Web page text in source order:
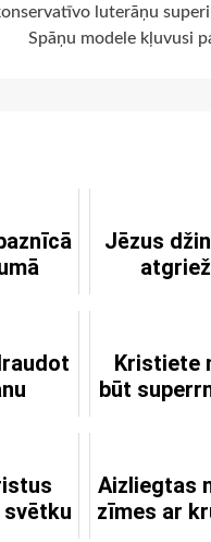
luterāņu
Spāņu modele kļuvusi
Jēzus
Kristiete
būt
svētku
Aizliegtas
zīmes ar